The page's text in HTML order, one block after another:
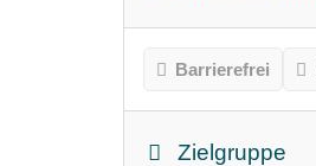
Barrierefrei
Zielgruppe